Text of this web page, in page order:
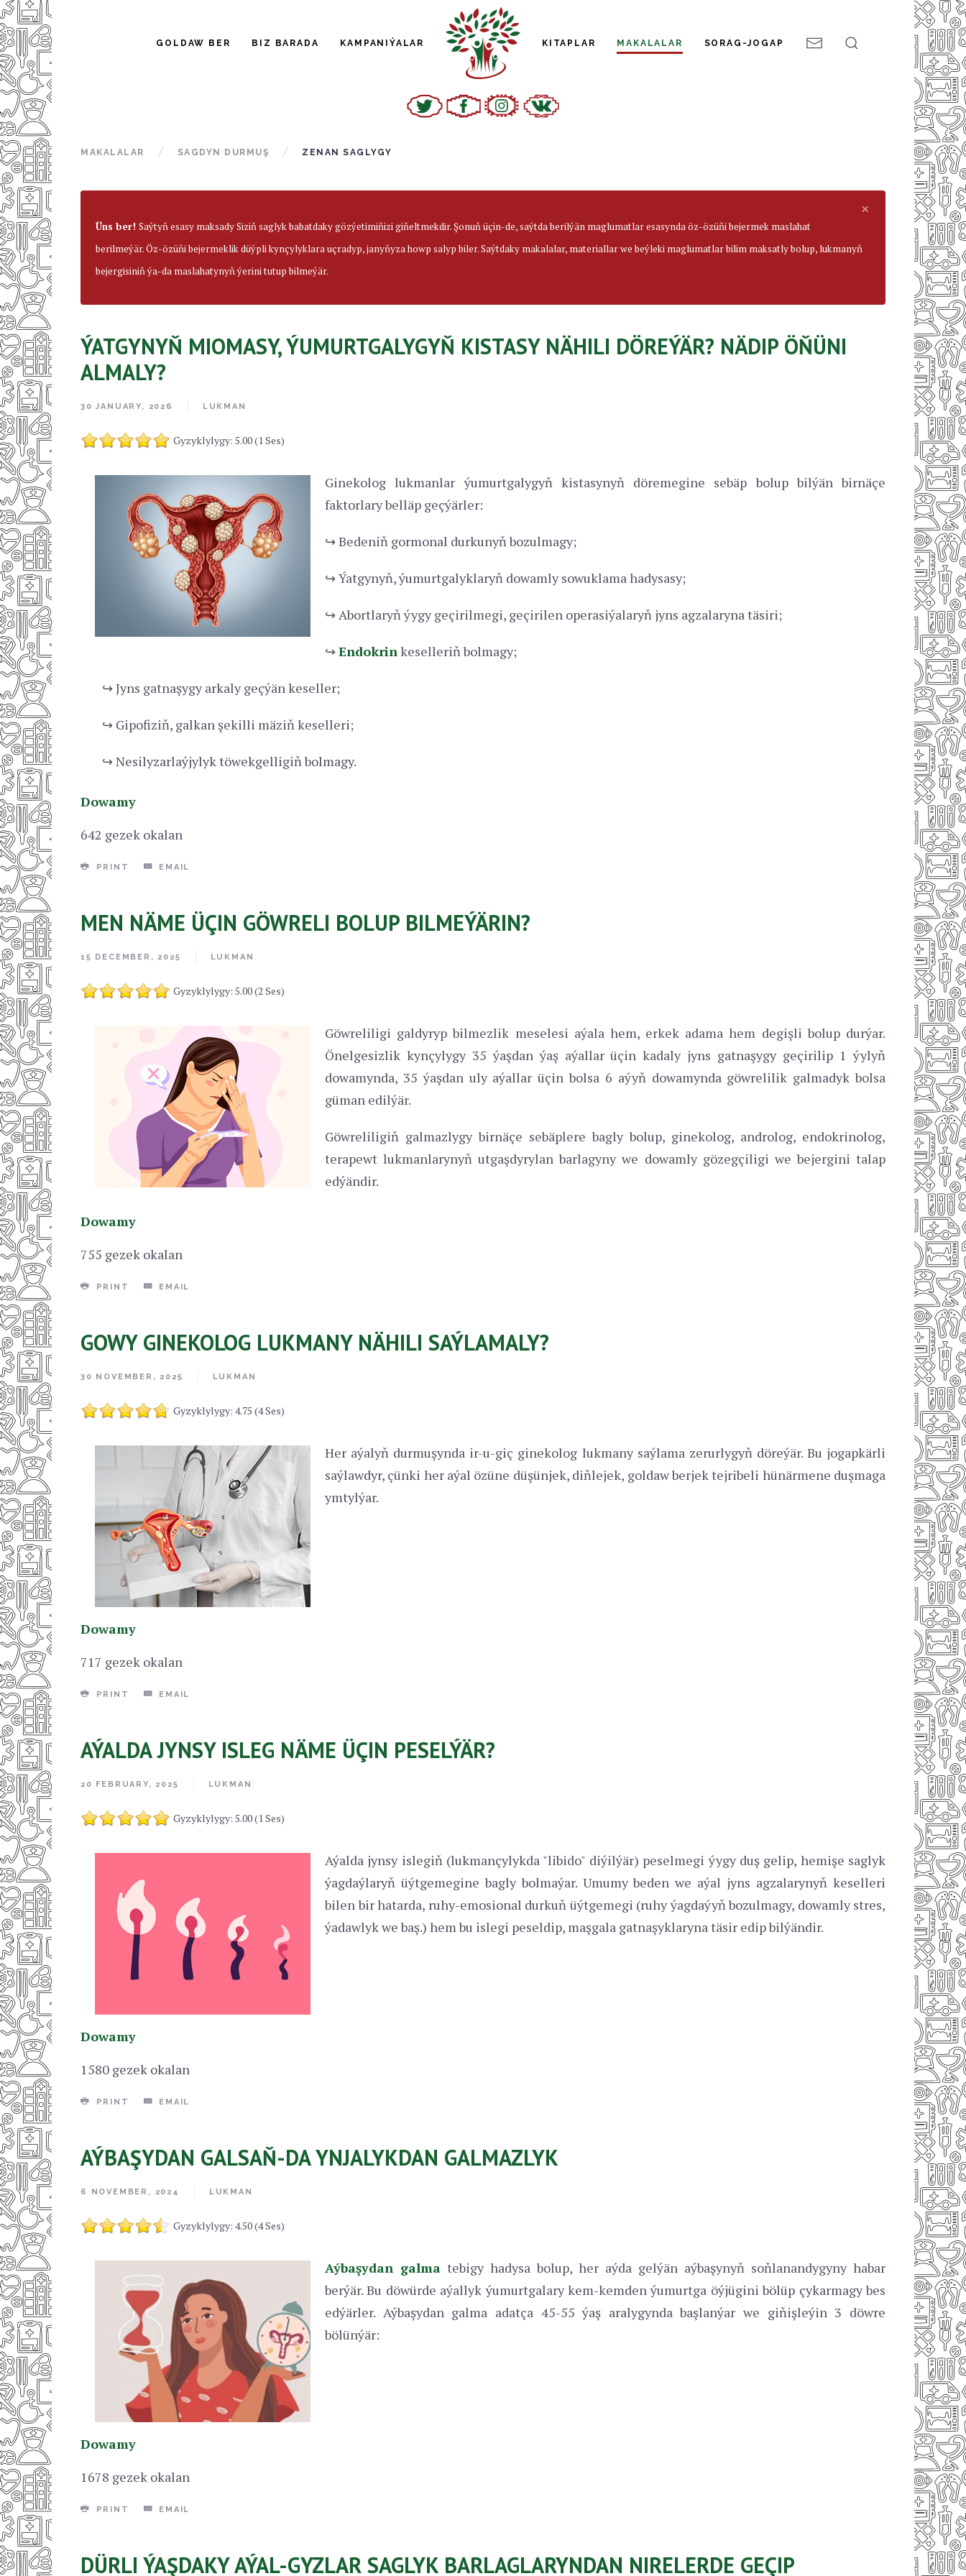
GOLDAW BER BIZ BARADA KAMPANIÝALAR KITAPLAR MAKALALAR SORAG-JOGAP
MAKALALAR SAGDYN DURMUŞ ZENAN SAGLYGY
×
Üns ber! Saýtyň esasy maksady Siziň saglyk babatdaky gözýetimiňizi giňeltmekdir. Şonuň üçin-de, saýtda berilýän maglumatlar esasynda öz-özüňi bejermek maslahat
berilmeýär. Öz-özüňi bejermeklik düýpli kynçylyklara uçradyp, janyňyza howp salyp biler. Saýtdaky makalalar, materiallar we beýleki maglumatlar bilim maksatly bolup, lukmanyň
bejergisiniň ýa-da maslahatynyň ýerini tutup bilmeýär.
ÝATGYNYŇ MIOMASY, ÝUMURTGALYGYŇ KISTASY NÄHILI DÖREÝÄR? NÄDIP ÖŇÜNI
ALMALY?
30 JANUARY, 2026 LUKMAN
Gyzyklylygy: 5.00 (1 Ses)
Ginekolog lukmanlar ýumurtgalygyň kistasynyň döremegine sebäp bolup bilýän birnäçe
faktorlary belläp geçýärler:
↪ Bedeniň gormonal durkunyň bozulmagy;
↪ Ýatgynyň, ýumurtgalyklaryň dowamly sowuklama hadysasy;
↪ Abortlaryň ýygy geçirilmegi, geçirilen operasiýalaryň jyns agzalaryna täsiri;
↪Endokrinkeselleriň bolmagy;
↪ Jyns gatnaşygy arkaly geçýän keseller;
↪ Gipofiziň, galkan şekilli mäziň keselleri;
↪ Nesilyzarlaýjylyk töwekgelligiň bolmagy.
Dowamy
642 gezek okalan
PRINT EMAIL
MEN NÄME ÜÇIN GÖWRELI BOLUP BILMEÝÄRIN?
15 DECEMBER, 2025 LUKMAN
Gyzyklylygy: 5.00 (2 Ses)
Göwreliligi galdyryp bilmezlik meselesi aýala hem, erkek adama hem degişli bolup durýar.
Önelgesizlik kynçylygy 35 ýaşdan ýaş aýallar üçin kadaly jyns gatnaşygy geçirilip 1 ýylyň
dowamynda, 35 ýaşdan uly aýallar üçin bolsa 6 aýyň dowamynda göwrelilik galmadyk bolsa
güman edilýär.
Göwreliligiň galmazlygy birnäçe sebäplere bagly bolup, ginekolog, androlog, endokrinolog,
terapewt lukmanlarynyň utgaşdyrylan barlagyny we dowamly gözegçiligi we bejergini talap
edýändir.
Dowamy
755 gezek okalan
PRINT EMAIL
GOWY GINEKOLOG LUKMANY NÄHILI SAÝLAMALY?
30 NOVEMBER, 2025 LUKMAN
Gyzyklylygy: 4.75 (4 Ses)
Her aýalyň durmuşynda ir-u-giç ginekolog lukmany saýlama zerurlygyň döreýär. Bu jogapkärli
saýlawdyr, çünki her aýal özüne düşünjek, diňlejek, goldaw berjek tejribeli hünärmene duşmaga
ymtylýar.
Dowamy
717 gezek okalan
PRINT EMAIL
AÝALDA JYNSY ISLEG NÄME ÜÇIN PESELÝÄR?
20 FEBRUARY, 2025 LUKMAN
Gyzyklylygy: 5.00 (1 Ses)
Aýalda jynsy islegiň (lukmançylykda "libido" diýilýär) peselmegi ýygy duş gelip, hemişe saglyk
ýagdaýlaryň üýtgemegine bagly bolmaýar. Umumy beden we aýal jyns agzalarynyň keselleri
bilen bir hatarda, ruhy-emosional durkuň üýtgemegi (ruhy ýagdaýyň bozulmagy, dowamly stres,
ýadawlyk we baş.) hem bu islegi peseldip, maşgala gatnaşyklaryna täsir edip bilýändir.
Dowamy
1580 gezek okalan
PRINT EMAIL
AÝBAŞYDAN GALSAŇ-DA YNJALYKDAN GALMAZLYK
6 NOVEMBER, 2024 LUKMAN
Gyzyklylygy: 4.50 (4 Ses)
Aýbaşydan galma tebigy hadysa bolup, her aýda gelýän aýbaşynyň soňlanandygyny habar
berýär. Bu döwürde aýallyk ýumurtgalary kem-kemden ýumurtga öýjügini bölüp çykarmagy bes
edýärler. Aýbaşydan galma adatça 45-55 ýaş aralygynda başlanýar we giňişleýin 3 döwre
bölünýär:
Dowamy
1678 gezek okalan
PRINT EMAIL
DÜRLI ÝAŞDAKY AÝAL-GYZLAR SAGLYK BARLAGLARYNDAN NIRELERDE GEÇIP